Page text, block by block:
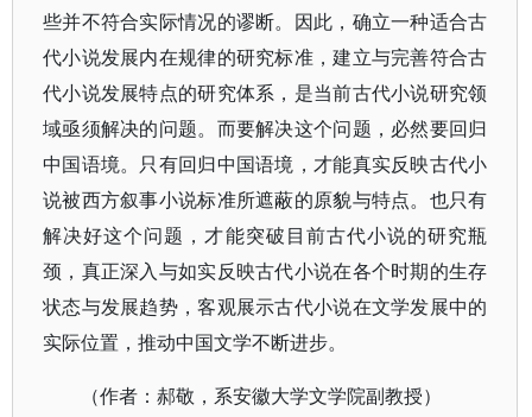
些并不符合实际情况的谬断。因此，确立一种适合古
代小说发展内在规律的研究标准，建立与完善符合古
代小说发展特点的研究体系，是当前古代小说研究领
域亟须解决的问题。而要解决这个问题，必然要回归
中国语境。只有回归中国语境，才能真实反映古代小
说被西方叙事小说标准所遮蔽的原貌与特点。也只有
解决好这个问题，才能突破目前古代小说的研究瓶
颈，真正深入与如实反映古代小说在各个时期的生存
状态与发展趋势，客观展示古代小说在文学发展中的
实际位置，推动中国文学不断进步。
（作者：郝敬，系安徽大学文学院副教授）